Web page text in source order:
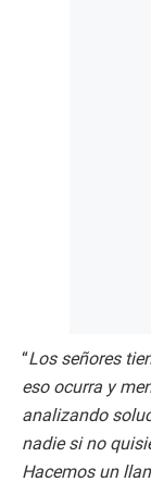
“Los señores
eso ocurra y
analizando
nadie si no
Hacemos un